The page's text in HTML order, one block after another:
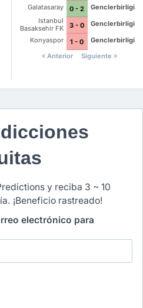
Galatasaray
0 - 2
Genclerbirligi
Istanbul
Basaksehir FK
3 - 0
Genclerbirligi
Konyaspor
1 - 0
Genclerbirligi
Anterior
Siguiente
y reciba 3 ~ 10
¡Beneficio rastreado!
electrónico para